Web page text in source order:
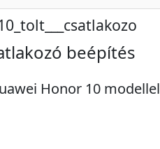
beépítés
Honor 10 modellel